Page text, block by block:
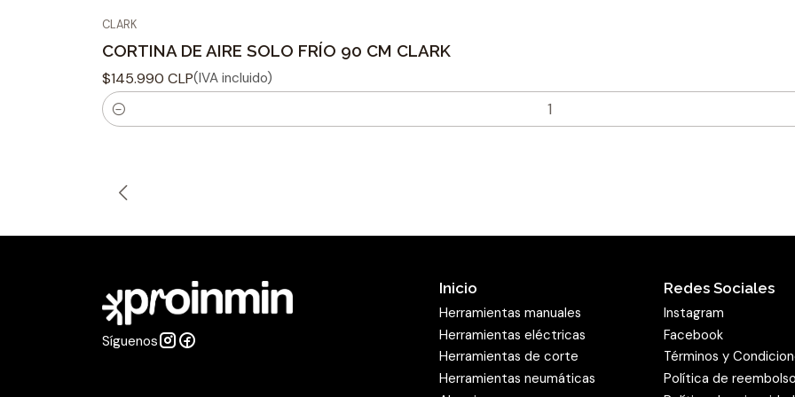
CLARK
CORTINA DE AIRE SOLO FRÍO 90 CM CLARK
$145.990 CLP(IVA incluido)
C
d
Síguenos
Inicio
Herramientas manuales
Herramientas eléctricas
Herramientas de corte
Herramientas neumáticas
Redes Sociales
Instagram
Facebook
Términos y
Política de reembolso